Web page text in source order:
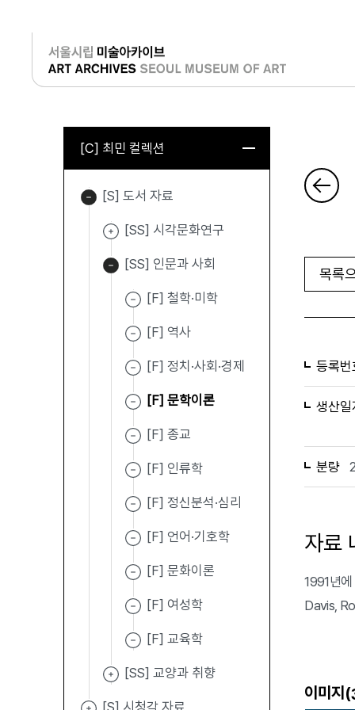
로그인
[C] 최민 컬렉션
[S] 도서 자료
[SS] 시각문화연구
[SS] 인문과 사회
[F] 철학·미학
[F] 역사
[F] 정치·사회·경제
[F] 문학이론
[F] 종교
[F] 인류학
[F] 정신분석·심리
[F] 언어·기호학
[F] 문화이론
[F] 여성학
[F] 교육학
[SS] 교양과 취향
[S] 시청각 자료
목록
등록번
생산일
분량
자료
1991년
Davis,
이미지(